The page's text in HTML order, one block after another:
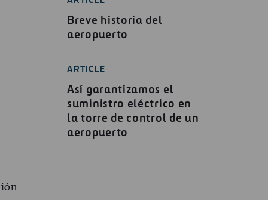
Breve historia del
aeropuerto
ARTICLE
Así garantizamos el
suministro eléctrico en
la torre de control de un
aeropuerto